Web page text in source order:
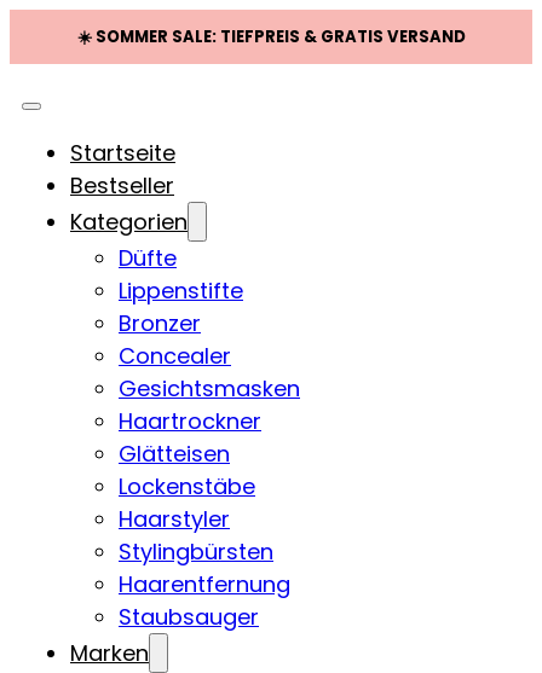
☀️ SOMMER SALE: TIEFPREIS & GRATIS VERSAND
Startseite
Bestseller
Kategorien
Düfte
Lippenstifte
Bronzer
Concealer
Gesichtsmasken
Haartrockner
Glätteisen
Lockenstäbe
Haarstyler
Stylingbürsten
Haarentfernung
Staubsauger
Marken